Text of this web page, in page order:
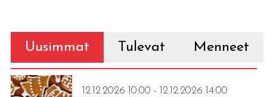
Uusimmat Tulevat Menneet
12.12.2026 10:00 - 12.12.2026 14:00